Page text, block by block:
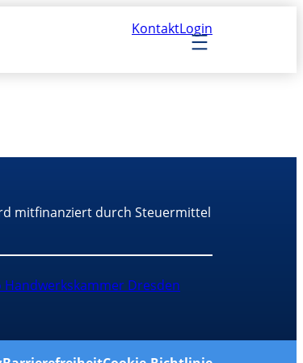
KontaktLogin
mitfinanziert durch Steuermittel